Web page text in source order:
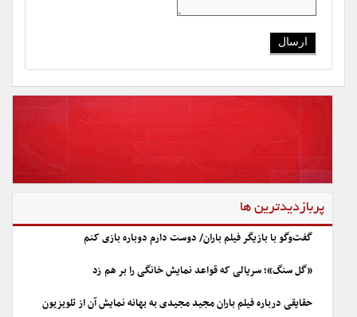
پربازدیدترین ها
گفت‌وگو با بازیگر فیلم باران/ دوست دارم دوباره بازی کنم
«گل سنگ»؛ سریالی که قواعد نمایش خانگی را بر هم زد
حقایقی درباره فیلم باران مجید مجیدی به بهانه نمایش آن از تلویزیون